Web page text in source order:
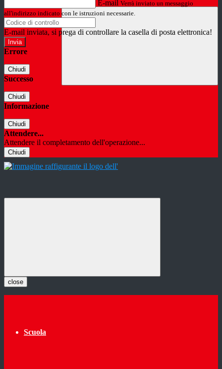
E-mail Verrà inviato un messaggio
all'indirizzo indicato con le istruzioni necessarie.
E-mail inviata, si prega di controllare la casella di posta elettronica!
Errore
Chiudi
Successo
Chiudi
Informazione
Chiudi
Attendere...
Attendere il completamento dell'operazione...
Chiudi
close
Scuola